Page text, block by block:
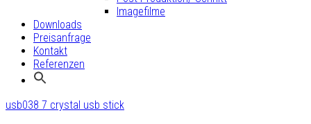
Imagefilme
Downloads
Preisanfrage
Kontakt
Referenzen
usb038 7 crystal usb stick